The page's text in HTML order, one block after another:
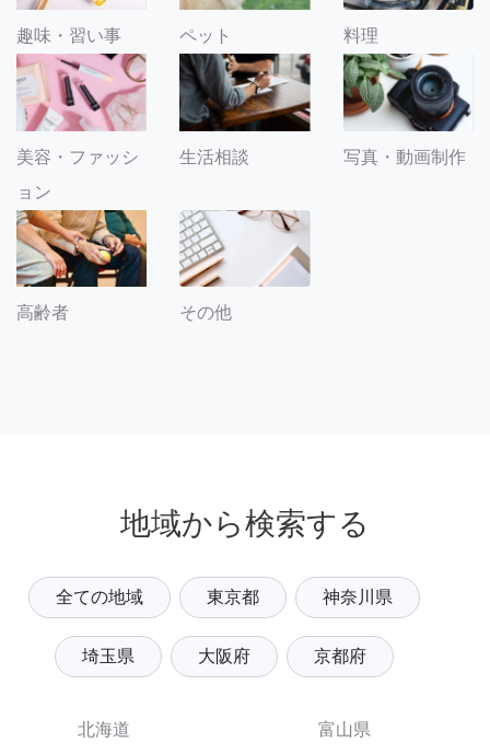
趣味・習い事 ペット 料理
美容・ファッシ
ョン
生活相談 写真・動画制作
高齢者 その他
地域から検索する
全ての地域 東京都 神奈川県
埼玉県 大阪府 京都府
北海道
富山県